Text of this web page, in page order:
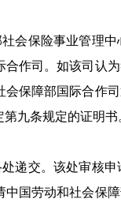
会保险事业管理
作司。如该司认
保障部国际合作
九条规定的证明书
递交。该处审核
国劳动和社会保